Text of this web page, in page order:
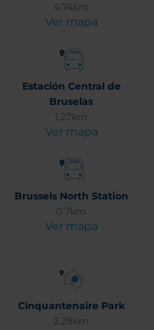
4.74km
Ver mapa
Estación Central de
Bruselas
1.27km
Ver mapa
Brussels North Station
0.7km
Ver mapa
Cinquantenaire Park
2.28km